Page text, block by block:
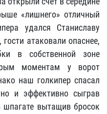
«лишнего» отличный
удался Станиславу
атаковали опаснее,
в собственной зоне
моментам у ворот
наш голкипер спасал
и эффективно сыграв
вытащив бросок